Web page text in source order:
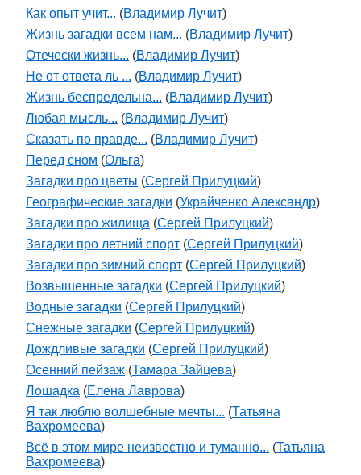
Как опыт учит... (Владимир Лучит)
Жизнь загадки всем нам... (Владимир Лучит)
Отечески жизнь... (Владимир Лучит)
Не от ответа ль ... (Владимир Лучит)
Жизнь беспредельна... (Владимир Лучит)
Любая мысль... (Владимир Лучит)
Сказать по правде... (Владимир Лучит)
Перед сном (Ольга)
Загадки про цветы (Сергей Прилуцкий)
Географические загадки (Украйченко Александр)
Загадки про жилища (Сергей Прилуцкий)
Загадки про летний спорт (Сергей Прилуцкий)
Загадки про зимний спорт (Сергей Прилуцкий)
Возвышенные загадки (Сергей Прилуцкий)
Водные загадки (Сергей Прилуцкий)
Снежные загадки (Сергей Прилуцкий)
Дождливые загадки (Сергей Прилуцкий)
Осенний пейзаж (Тамара Зайцева)
Лошадка (Елена Лаврова)
Я так люблю волшебные мечты... (Татьяна
Вахромеева)
Всё в этом мире неизвестно и туманно... (Татьяна
Вахромеева)